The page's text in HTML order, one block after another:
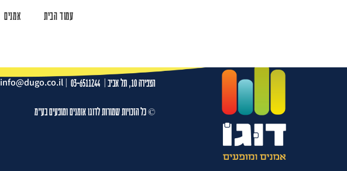
עמוד הבית אמנים
הצפירה 10, תל אביב |
03-6511244
|
info@dugo.co.il
© כל הזכויות שמורות לדוגו אומנים ומופעים בע"מ